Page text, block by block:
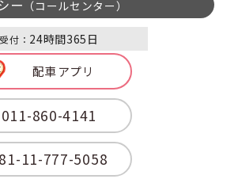
ー （コールセンター）
受付： 24時間365日
配車アプリ
011-860-4141
11-777-5058